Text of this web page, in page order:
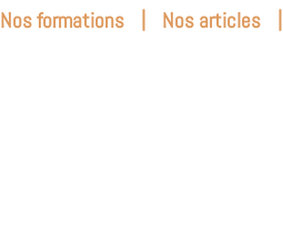
Nos formations | Nos articles |